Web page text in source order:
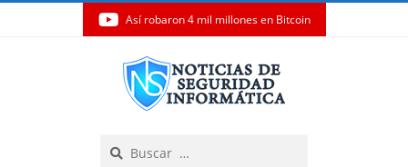
Así robaron 4 mil millones en Bitcoin